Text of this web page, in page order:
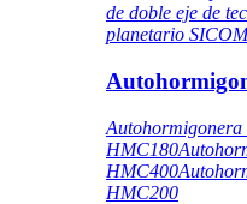
de doble eje de
planetario
HMC180
HMC400
HMC200